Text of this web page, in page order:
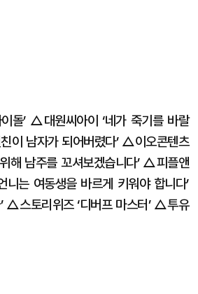
돌’ △대원씨아이 ‘네가 죽기를 바랄
이 남자가 되어버렸다’ △이오콘텐츠
해 남주를 꼬셔보겠습니다’ △피플앤
는 여동생을 바르게 키워야 합니다’
△스토리위즈 ‘디버프 마스터’ △투유